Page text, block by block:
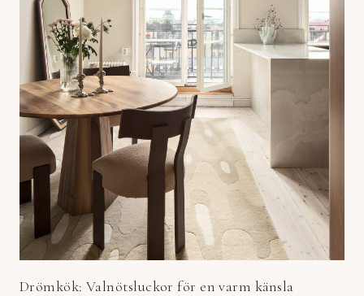
Drömkök: Valnötsluckor för en varm känsla